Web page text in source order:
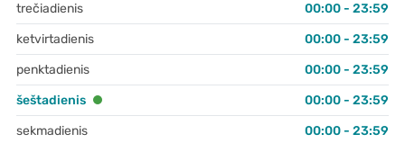
trečiadienis
00:00 - 23:59
ketvirtadienis
00:00 - 23:59
penktadienis
00:00 - 23:59
šeštadienis
00:00 - 23:59
sekmadienis
00:00 - 23:59